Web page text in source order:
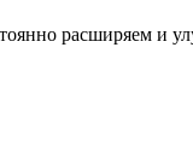
расширяем и